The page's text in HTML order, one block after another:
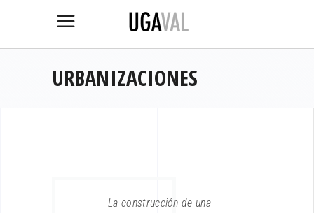
URBANIZACIONES
La construcción de una